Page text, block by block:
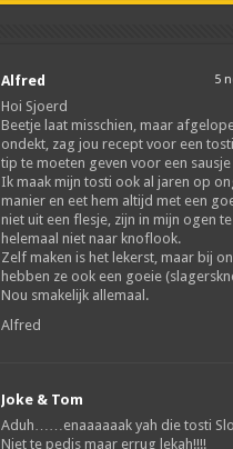
Alfred 5
Hoi Sjoerd
Beetje laat misschien, maar
ondekt, zag jou recept voor een
tip te moeten geven voor een
Ik maak mijn tosti ook al jaren op
manier en eet hem altijd met een
niet uit een flesje, zijn in mijn ogen
helemaal niet naar knoflook.
Zelf maken is het lekerst, maar bij
hebben ze ook een goeie
Nou smakelijk allemaal.
Alfred
Joke & Tom
Aduh……enaaaaaak yah die tosti
Niet te pedis maar errug lekah!!!!